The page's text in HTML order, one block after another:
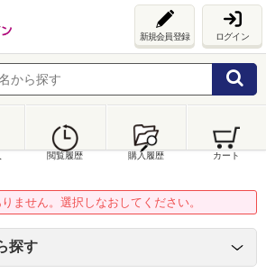
新規会員登録 ログイン
閲覧履歴 購入履歴 カート
ません。選択しなおしてください。
探す